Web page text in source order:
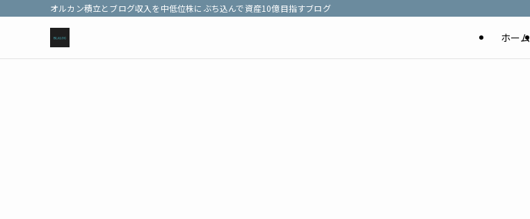
オルカン積立とブログ収入を中低位株にぶち込んで資産10億目指すブログ
ホーム